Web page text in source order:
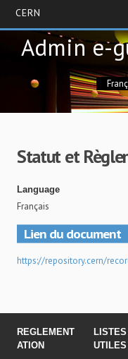
CERN
Admin e-
Statut et
Language
Français
Lien du document
https://repository.cern/
REGLEMENT
ATION
LISTES
UTILES